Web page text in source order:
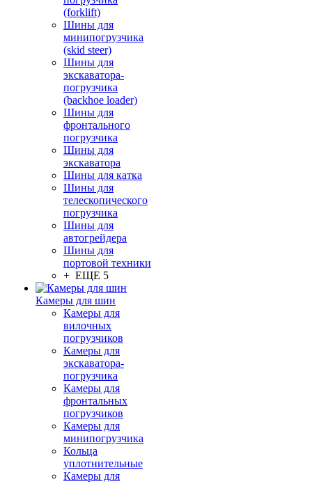
(forklift)
Шины для
минипогрузчика
(skid steer)
Шины для
экскаватора-
погрузчика
(backhoe loader)
Шины для
фронтального
погрузчика
Шины для
экскаватора
Шины для катка
Шины для
телескопического
погрузчика
Шины для
автогрейдера
Шины для
портовой техники
+ ЕЩЕ 5
Камеры для шин
Камеры для
вилочных
погрузчиков
Камеры для
экскаватора-
погрузчика
Камеры для
фронтальных
погрузчиков
Камеры для
минипогрузчика
Кольца
уплотнительные
Камеры для